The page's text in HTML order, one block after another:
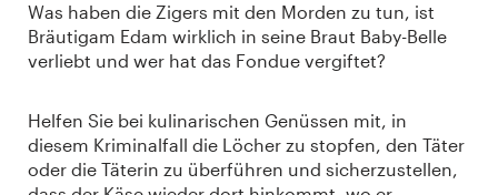
Was haben die Zigers mit den Morden zu tun, ist
Bräutigam Edam wirklich in seine Braut Baby-Belle
verliebt und wer hat das Fondue vergiftet?
Helfen Sie bei kulinarischen Genüssen mit, in
diesem Kriminalfall die Löcher zu stopfen, den Täter
oder die Täterin zu überführen und sicherzustellen,